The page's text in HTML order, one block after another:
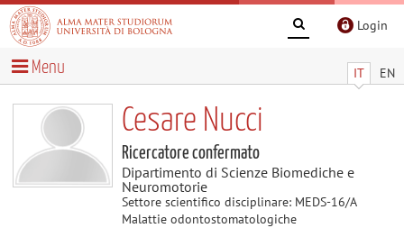
Login
IT EN
Menu
Cesare Nucci
Ricercatore confermato
Dipartimento di Scienze Biomediche e
Neuromotorie
Settore scientifico disciplinare: MEDS-16/A
Malattie odontostomatologiche